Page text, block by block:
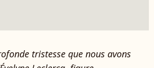
tristesse que nous avons